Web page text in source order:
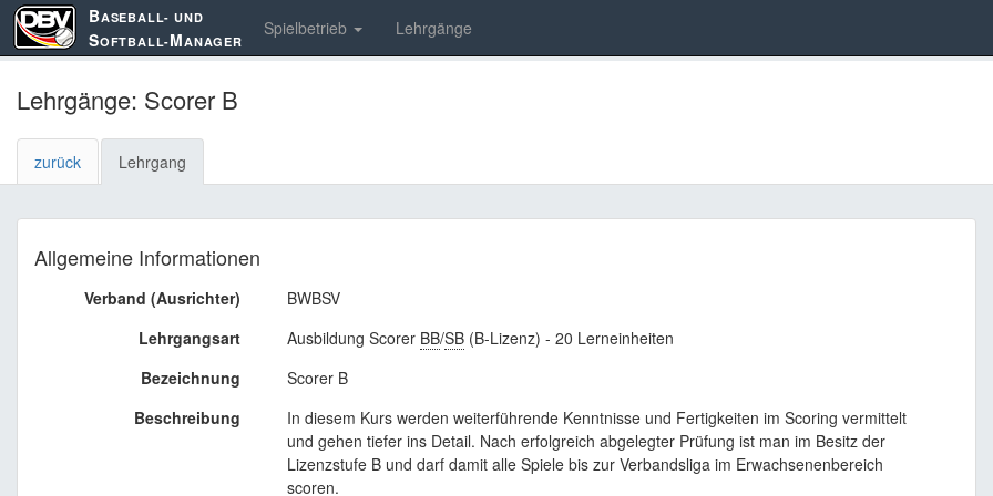
BASEBALL- UND
SOFTBALL-MANAGER
Spielbetrieb Lehrgänge
Lehrgänge: Scorer B
zurück Lehrgang
Allgemeine Informationen
Verband (Ausrichter)
BWBSV
Lehrgangsart
Ausbildung Scorer BB/SB (B-Lizenz) - 20 Lerneinheiten
Bezeichnung
Scorer B
Beschreibung
In diesem Kurs werden weiterführende Kenntnisse und Fertigkeiten im Scoring vermittelt
und gehen tiefer ins Detail. Nach erfolgreich abgelegter Prüfung ist man im Besitz der
Lizenzstufe B und darf damit alle Spiele bis zur Verbandsliga im Erwachsenenbereich
scoren.